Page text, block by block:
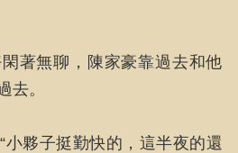
著無聊，陳家豪靠過去和他
去。
小夥子挺勤快的，這半夜的還